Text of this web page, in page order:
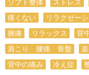
ソフト整体
ストレス
痛くない
リラクゼー
腕痛
リラックス 背
肩こり 腰痛 骨盤
楽
背中の痛み
冷え症